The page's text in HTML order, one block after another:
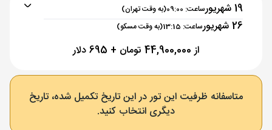
19 شهریور ساعت: 09:00 (به وقت تهران)
26 شهریور ساعت: 13:15 (به وقت مسکو)
از 44,900,000 تومان + 695 دلار
برنامه رفت :
فرودگاه بین‌المللی امام خمینی IKA
متاسفانه ظرفیت این تور در این تاریخ تکمیل شده، تاریخ
دیگری انتخاب کنید.